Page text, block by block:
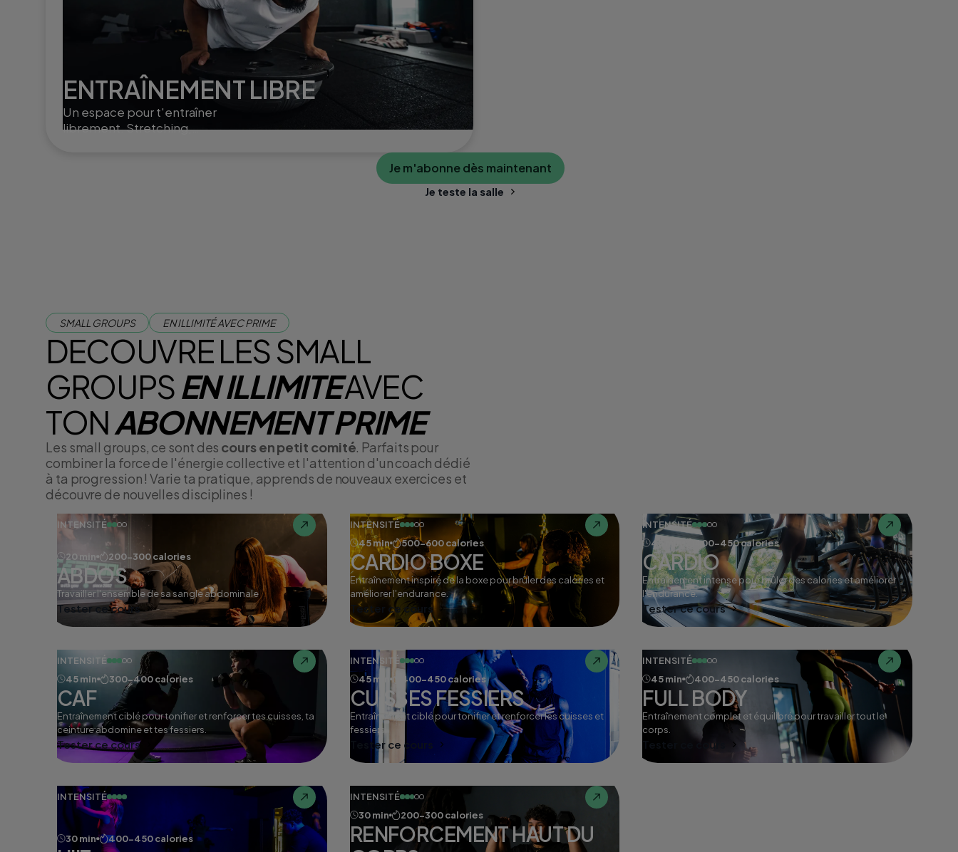
ENTRAÎNEMENT LIBRE
Un espace pour t'entraîner
librement. Stretching,
Je m'abonne dès maintenant
Je teste la salle
SMALL GROUPS EN ILLIMITÉ AVEC PRIME
DECOUVRE LES SMALL
GROUPSEN ILLIMITEAVEC
TONABONNEMENT PRIME
Les small groups, ce sont des cours en petit comité. Parfaits pour
combiner la force de l'énergie collective et l'attention d'un coach dédié
à ta progression ! Varie ta pratique, apprends de nouveaux exercices et
découvre de nouvelles disciplines !
INTENSITÉ
20 min 200-300 calories
ABDOS
Travailler l'ensemble de sa sangle abdominale
Tester ce cours
INTENSITÉ
45 min
500-600 calories
CARDIO BOXE
Entraînement inspiré de la boxe pour brûler des calories et
améliorer l'endurance.
Tester ce cours
INTENSITÉ
45 min
400-450 calories
CARDIO
Entraînement intense pour brûler des calories et améliorer
l'endurance.
Tester ce cours
INTENSITÉ
45 min
300-400 calories
CAF
Entraînement ciblé pour tonifier et renforcer tes cuisses, ta
ceinture abdomine et tes fessiers.
Tester ce cours
INTENSITÉ
45 min
400-450 calories
CUISSES FESSIERS
Entraînement ciblé pour tonifier et renforcer les cuisses et
fessiers.
Tester ce cours
INTENSITÉ
45 min
400-450 calories
FULL BODY
Entraînement complet et équilibré pour travailler tout le
corps.
Tester ce cours
INTENSITÉ
30 min 400-450 calories
INTENSITÉ
30 min
200-300 calories
RENFORCEMENT HAUT DU